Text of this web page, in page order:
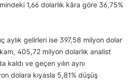
1,66 dolarlık kâra göre 36,75%
aylık gelirleri ise 397,58 milyon dolar
405,72 milyon dolarlık analist
kaldı ve geçen yılın aynı
dolara kıyasla 5,81% düşüş